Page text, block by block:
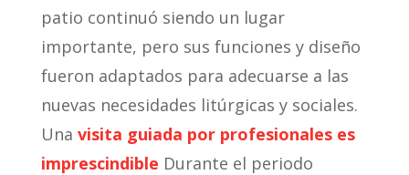
patio continuó siendo un lugar
importante, pero sus funciones y diseño
fueron adaptados para adecuarse a las
nuevas necesidades litúrgicas y sociales.
Una visita guiada por profesionales es
imprescindible Durante el periodo